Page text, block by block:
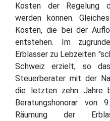
Kosten der Regelung
werden können.
Kosten, die bei der
entstehen. Im
Erblasser zu Lebzeiten
Schweiz erzielt, so
Steuerberater mit der
die letzten zehn Jahre
Beratungshonorar von
Räumung der